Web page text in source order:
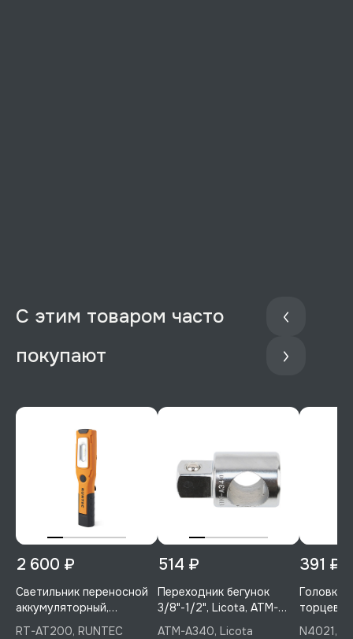
С этим товаром часто
покупают
2 600 ₽
Светильник переносной
аккумуляторный,
RUNTEC, RT-AT200
RT-AT200, RUNTEC
514 ₽
Переходник бегунок
3/8"-1/2", Licota, ATM-
A340
ATM-A340, Licota
391 ₽
Головка,
Licota,
N4021,